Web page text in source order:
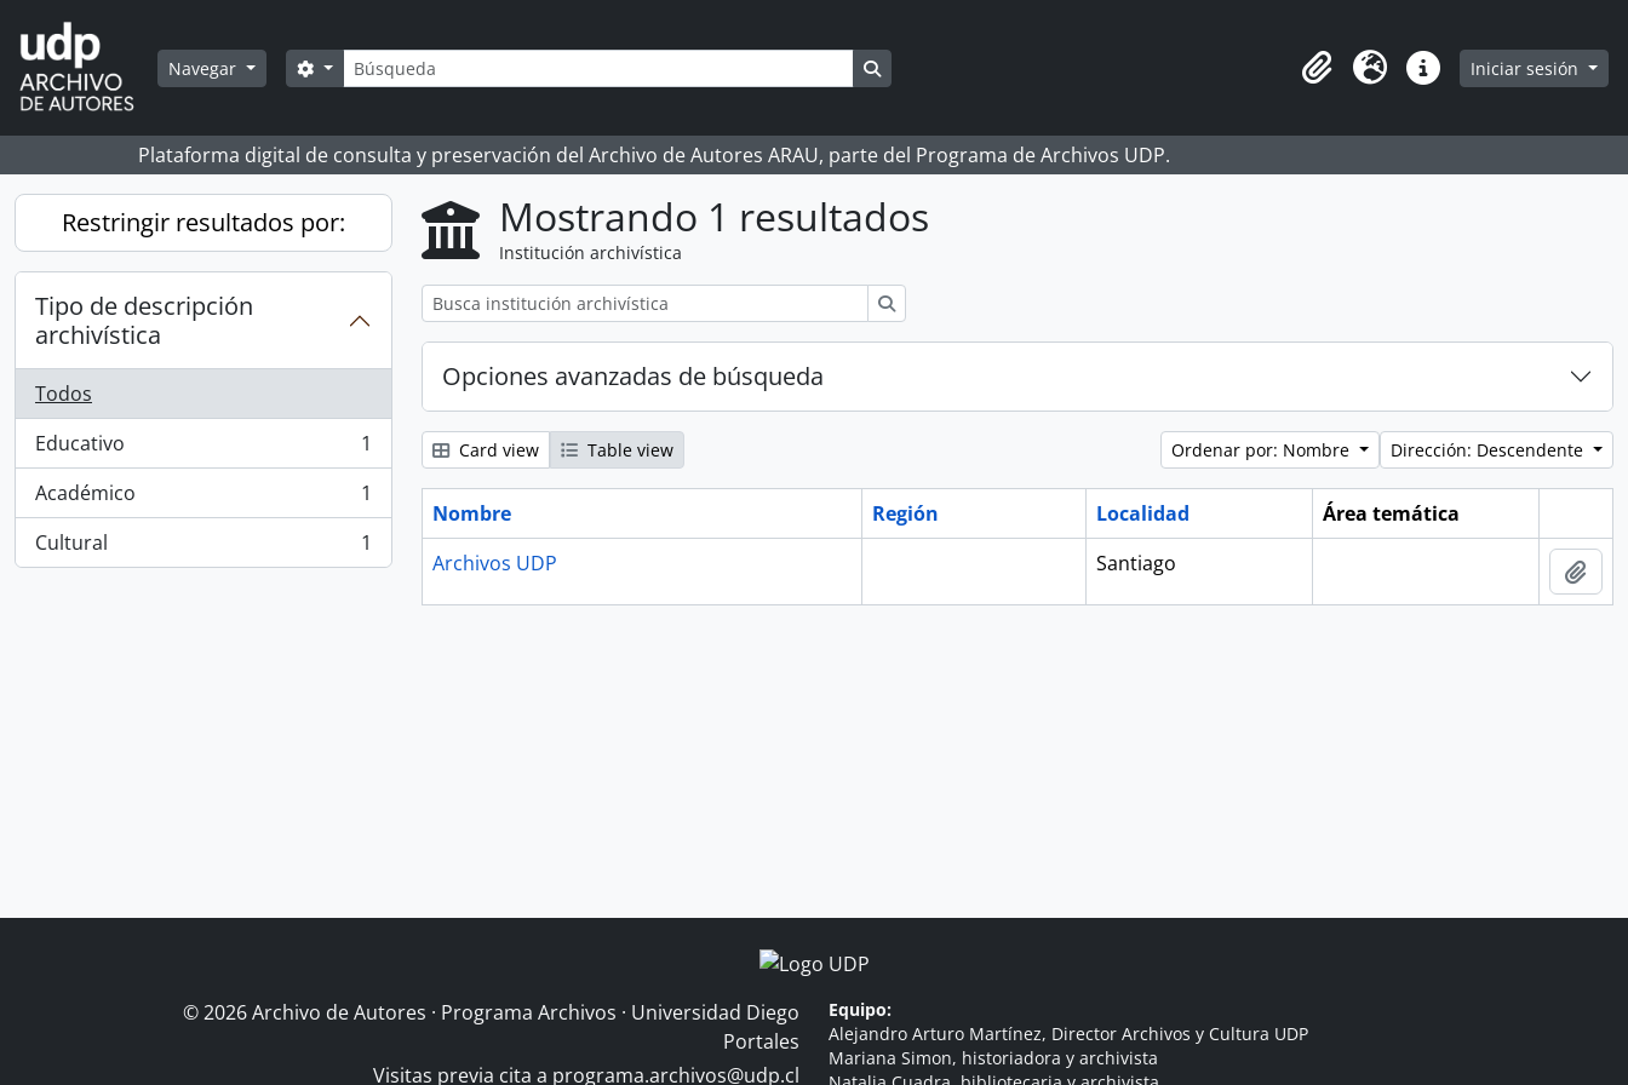
Skip to main content
Navegar Búsqueda
Search options
Portapapeles
Idioma Enlaces rápidos
Iniciar sesión
Plataforma digital de consulta y preservación del Archivo de Autores ARAU, parte del Programa de Archivos UDP.
Restringir resultados por:
Tipo de descripción
archivística
Todos
Educativo
, 1 resultados
1
Académico
, 1 resultados
1
Cultural
, 1 resultados 1
Mostrando 1 resultados
Institución archivística
Opciones avanzadas de búsqueda
Card view Table view Ordenar por: Nombre Dirección: Descendente
Nombre Región Localidad
Área temática
Archivos UDP
Santiago
© 2026 Archivo de Autores · Programa Archivos · Universidad Diego
Portales
Visitas previa cita a programa.archivos@udp.cl
Equipo:
Alejandro Arturo Martínez, Director Archivos y Cultura UDP
Mariana Simon, historiadora y archivista